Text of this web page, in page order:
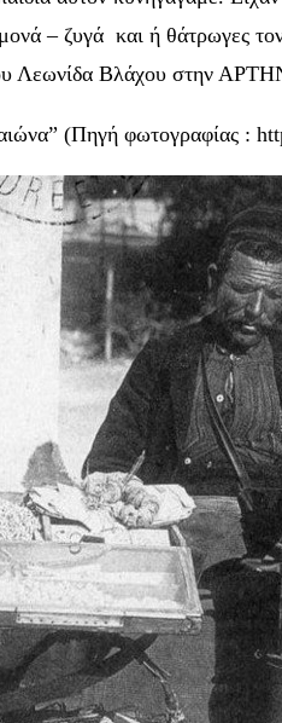
– ζυγά και ή θάτρωγες
Λεωνίδα Βλάχου στην
(Πηγή φωτογραφίας :